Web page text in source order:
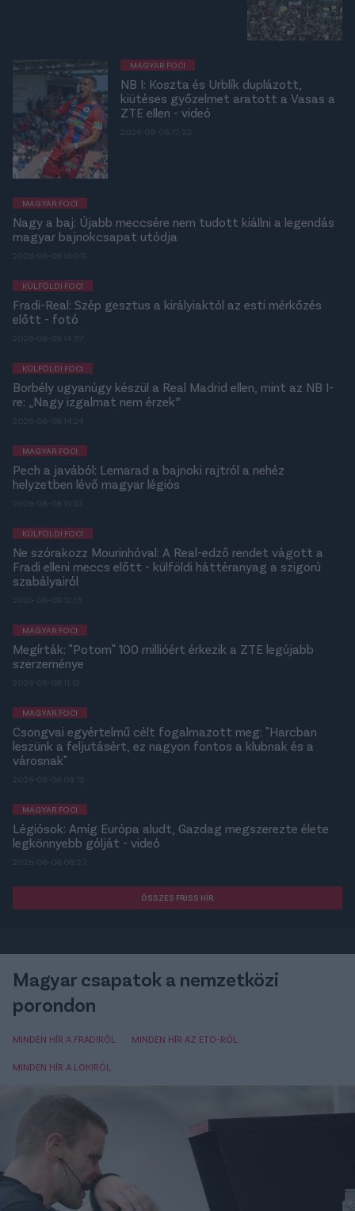
MAGYAR FOCI
NB I: Koszta és Urblík duplázott,
kiütéses győzelmet aratott a Vasas a
ZTE ellen - videó
2026-08-08 17:23
MAGYAR FOCI
Nagy a baj: Újabb meccsére nem tudott kiállni a legendás
magyar bajnokcsapat utódja
2026-08-08 16:00
KÜLFÖLDI FOCI
Fradi-Real: Szép gesztus a királyiaktól az esti mérkőzés
előtt - fotó
2026-08-08 14:57
KÜLFÖLDI FOCI
Borbély ugyanúgy készül a Real Madrid ellen, mint az NB I-
re: „Nagy izgalmat nem érzek”
2026-08-08 14:24
MAGYAR FOCI
Pech a javából: Lemarad a bajnoki rajtról a nehéz
helyzetben lévő magyar légiós
2026-08-08 13:33
KÜLFÖLDI FOCI
Ne szórakozz Mourinhóval: A Real-edző rendet vágott a
Fradi elleni meccs előtt - külföldi háttéranyag a szigorú
szabályairól
2026-08-08 12:15
MAGYAR FOCI
Megírták: "Potom" 100 millióért érkezik a ZTE legújabb
szerzeménye
2026-08-08 11:12
MAGYAR FOCI
Csongvai egyértelmű célt fogalmazott meg: "Harcban
leszünk a feljutásért, ez nagyon fontos a klubnak és a
városnak"
2026-08-08 09:12
MAGYAR FOCI
Légiósok: Amíg Európa aludt, Gazdag megszerezte élete
legkönnyebb gólját - videó
2026-08-08 08:27
ÖSSZES FRISS HÍR
Magyar csapatok a nemzetközi
porondon
MINDEN HÍR A FRADIRÓL MINDEN HÍR AZ ETO-RÓL
MINDEN HÍR A LOKIRÓL